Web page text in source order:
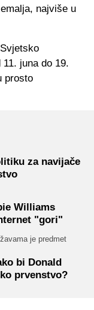
najviše u
juna do 19.
prosto
za navijače
Williams
"gori"
je predmet
bi Donald
prvenstvo?